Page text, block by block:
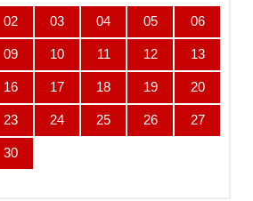
02 03 04 05 06
09 10 11 12 13
16 17 18 19 20
23 24 25 26 27
30